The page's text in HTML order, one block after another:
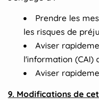
Prendre les
les risques de
Aviser
l'information (CAI)
Aviser
9. Modifications de